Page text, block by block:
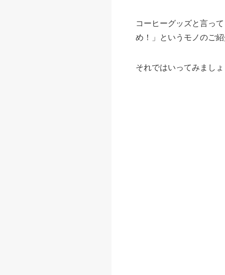
コーヒーグッズと言っ
め！」というモノのご
それではいってみまし